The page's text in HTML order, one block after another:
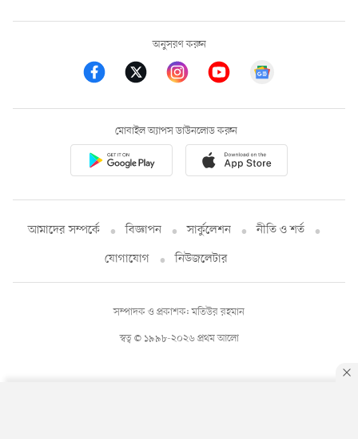
অনুসরণ করুন
মোবাইল অ্যাপস ডাউনলোড করুন
আমাদের সম্পর্কে বিজ্ঞাপন সার্কুলেশন
নীতি ও শর্ত
যোগাযোগ
নিউজলেটার
স্বত্ব © ১৯৯৮-২০২৬ প্রথম আলো
সম্পাদক ও প্রকাশক: মতিউর রহমান